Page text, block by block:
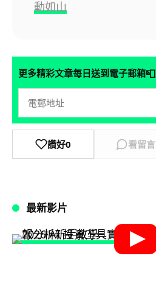
動如山
更多精彩文章每日送到電子郵箱📮
讚好0 看留言
最新影片